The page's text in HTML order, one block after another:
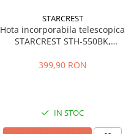
STARCREST
Hota incorporabila telescopica
STARCREST STH-550BK,
1 Motor, 2 Trepte putere, 60
399,90 RON
IN STOC